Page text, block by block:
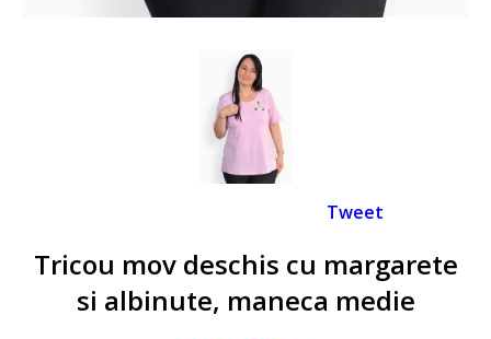
Tricou mov deschis cu margarete
si albinute, maneca medie
Tweet